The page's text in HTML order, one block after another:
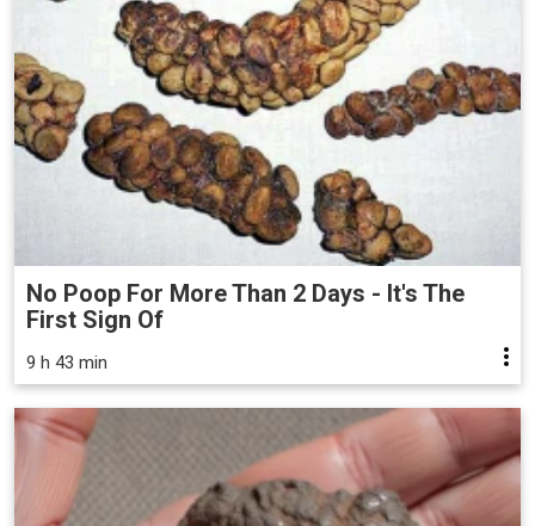
No Poop For More Than 2 Days - It's The
First Sign Of
9 h 43 min